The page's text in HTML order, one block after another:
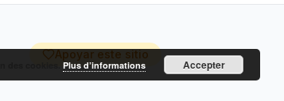
Apoyar este sitio
Plus d’informations Accepter